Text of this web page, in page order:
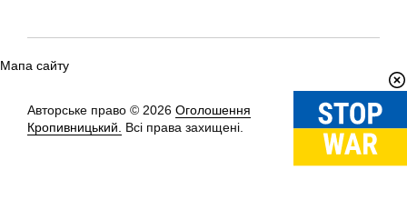
Мапа сайту
Авторське право © 2026 Оголошення
Кропивницький.
Всі права захищені.
Вгору↑